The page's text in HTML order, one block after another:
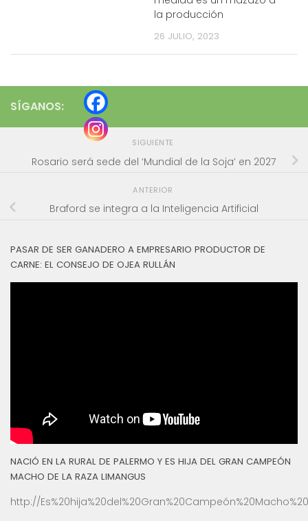
la producción
26 JULIO, 2023
SÍGANOS:
SIGUIENTE
Rosario será sede del ‘Mundial de la Soja’ en 2027
ANTERIOR
Braford se integra a la Inteligencia Artificial
PASAR DE SER GANADERO A EMPRESARIO PRODUCTOR DE
CARNE: EL CONSEJO DE OJEA RULLÁN
NACIÓ EN LA RURAL DE PALERMO Y ES HIJA DEL GRAN CAMPEÓN
MACHO DE LA RAZA LIMANGUS
http://